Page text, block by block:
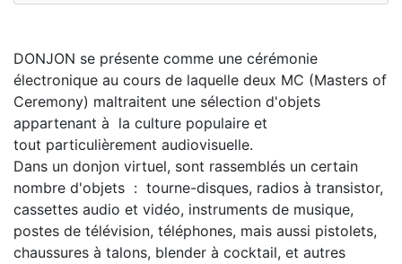
DONJON se présente comme une cérémonie
électronique au cours de laquelle deux MC (Masters of
Ceremony) maltraitent une sélection d'objets
appartenant à la culture populaire et
tout particulièrement audiovisuelle.
Dans un donjon virtuel, sont rassemblés un certain
nombre d'objets : tourne-disques, radios à transistor,
cassettes audio et vidéo, instruments de musique,
postes de télévision, téléphones, mais aussi pistolets,
chaussures à talons, blender à cocktail, et autres